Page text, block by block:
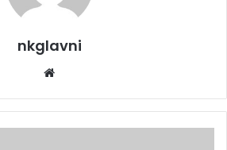
nkglavni